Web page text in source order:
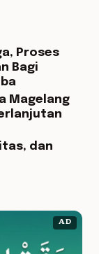
Proses
Bagi
Magelang
dan
AD